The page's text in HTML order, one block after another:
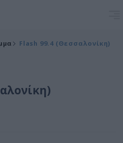
Flash 99.4 (Θεσσαλονίκη)